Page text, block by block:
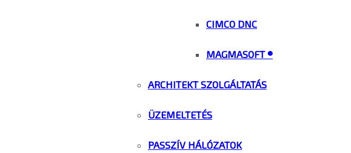
CIMCO DNC
MAGMASOFT ®
ARCHITEKT SZOLGÁLTATÁS
ÜZEMELTETÉS
PASSZÍV HÁLÓZATOK